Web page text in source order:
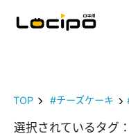
TOP #チーズケーキ
選択されているタグ：